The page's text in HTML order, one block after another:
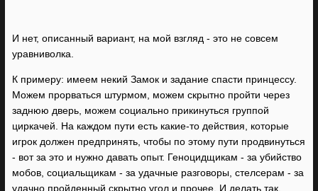
И нет, описанный вариант, на мой взгляд - это не совсем
уравниволка.
К примеру: имеем некий Замок и задание спасти принцессу.
Можем прорваться штурмом, можем скрытно пройти через
заднюю дверь, можем социально прикинуться группой
циркачей. На каждом пути есть какие-то действия, которые
игрок должен предпринять, чтобы по этому пути продвинуться
- вот за это и нужно давать опыт. Геноцидщикам - за убийство
мобов, социальщикам - за удачные разговоры, стелсерам - за
удачно пройденный скрытно угол и прочее. И делать так,